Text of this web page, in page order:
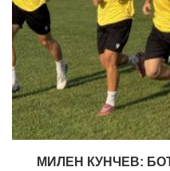
МИЛЕН КУНЧЕВ: